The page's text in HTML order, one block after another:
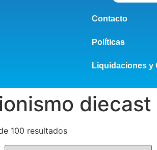
Contacto
Políticas
Liquidaciones y
diecast
100 resultados